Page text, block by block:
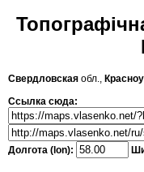
Свердловская обл.,
Ссылка сюда:
Долгота (lon):